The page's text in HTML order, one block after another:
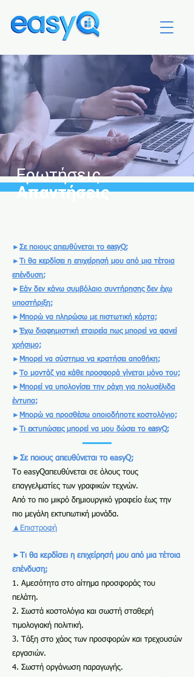
Ερωτήσεις
Απαντήσεις
►Σε ποιους απευθύνεται το easyQ;
►Τι θα κερδίσει η επιχείρησή μου από μια τέτοια
επένδυση;
► Εάν δεν κάνω συμβόλαιο συντήρησης δεν έχω
υποστήριξη;
► Μπορώ να πληρώσω με πιστωτική κάρτα;
►Έχω διαφημιστική εταιρεία πως μπορεί να φανεί
χρήσιμο;
► Μπορεί να σύστημα να κρατήσει αποθήκη;
►Το μοντάζ για κάθε προσφορά γίνεται μόνο του;
► Μπορεί να υπολογίσει την ράχη για πολυσέλιδα
έντυπα;
► Μπορώ να προσθέσω οποιοδήποτε κοστολόγιο;
►Τι εκτυπώσεις μπορεί να μου δώσει το easyQ;
►Σε ποιους απευθύνεται το easyQ;
Το easyQαπευθύνεται σε όλους τους
επαγγελματίες των γραφικών τεχνών.
Από το πιο μικρό δημιουργικό γραφείο έως την
πιο μεγάλη εκτυπωτική μονάδα.
▲Επιστροφή
►Τι θα κερδίσει η επιχείρησή μου από μια τέτοια
επένδυση;
1. Αμεσότητα στο αίτημα προσφοράς του
πελάτη.
2. Σωστά κοστολόγια και σωστή σταθερή
τιμολογιακή πολιτική.
3. Τάξη στο χάος των προσφορών και τρεχουσών
εργασιών.
4. Σωστή οργάνωση παραγωγής.